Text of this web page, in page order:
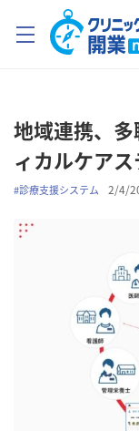
地域連携、
ィカルケア
#診療支援システム 2/4/
診療圏調査
コンシェルジュサー
お問い合わせ